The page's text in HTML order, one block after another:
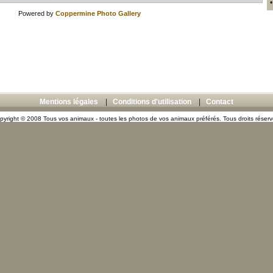
Powered by Coppermine Photo Gallery
Mentions légales Conditions d'utilisation Contact
© 2008 Tous vos animaux - toutes les photos de vos animaux préférés. Tous droits